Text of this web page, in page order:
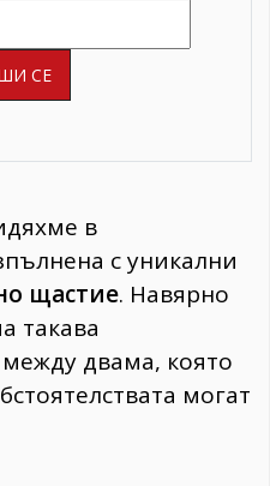
в
с уникални
щастие. Навярно
такава
двама, която
могат